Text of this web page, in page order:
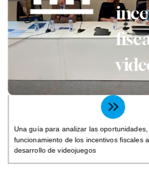
Una guía para analizar las
funcionamiento de los incentivos fiscales
desarrollo de videojuegos